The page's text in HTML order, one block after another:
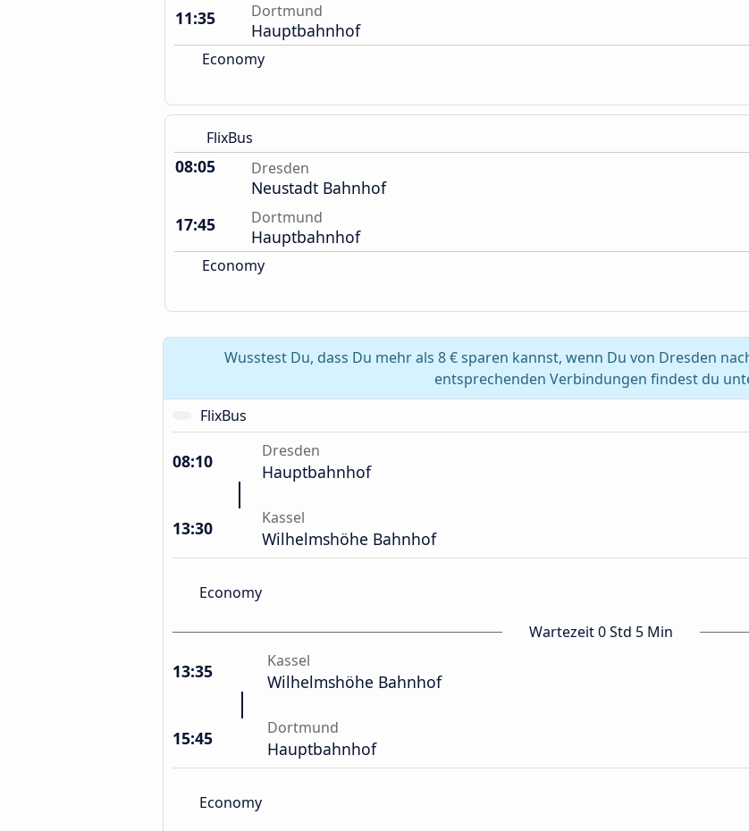
11:35
Dortmund
Hauptbahnhof
Economy
FlixBus
08:05 Dresden
Neustadt Bahnhof
17:45
Dortmund
Hauptbahnhof
Economy
Wusstest Du, dass Du mehr als 8 € sparen kannst, wenn Du von Dresden
entsprechenden Verbindungen findest du
FlixBus
08:10 Dresden
Hauptbahnhof
13:30 Kassel
Wilhelmshöhe Bahnhof
Economy
Wartezeit 0 Std 5 Min
13:35 Kassel
Wilhelmshöhe Bahnhof
15:45 Dortmund
Hauptbahnhof
Economy